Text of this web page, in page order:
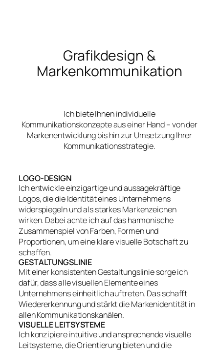
Grafikdesign &
Markenkommunikation
Ich biete Ihnen individuelle
Kommunikationskonzepte aus einer Hand – von der
Markenentwicklung bis hin zur Umsetzung Ihrer
Kommunikationsstrategie.
LOGO-DESIGN
Ich entwickle einzigartige und aussagekräftige
Logos, die die Identität eines Unternehmens
widerspiegeln und als starkes Markenzeichen
wirken. Dabei achte ich auf das harmonische
Zusammenspiel von Farben, Formen und
Proportionen, um eine klare visuelle Botschaft zu
schaffen.
GESTALTUNGSLINIE
Mit einer konsistenten Gestaltungslinie sorge ich
dafür, dass alle visuellen Elemente eines
Unternehmens einheitlich auftreten. Das schafft
Wiedererkennung und stärkt die Markenidentität in
allen Kommunikationskanälen.
VISUELLE LEITSYSTEME
Ich konzipiere intuitive und ansprechende visuelle
Leitsysteme, die Orientierung bieten und die